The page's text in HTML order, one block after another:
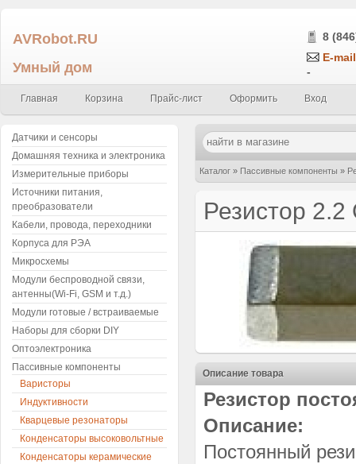
AVRobot.RU
Умный дом
8
E-
-
Главная Корзина Прайс-лист Оформить Вход
Каталог » Пассивные компоненты »
Резистор
Описание товара
Резистор
Описание:
Постоянный
Датчики и сенсоры
Домашняя техника и электроника
Измерительные приборы
Источники питания,
преобразователи
Кабели, провода, переходники
Корпуса для РЭА
Микросхемы
Модули беспроводной связи,
антенны(Wi-Fi, GSM и т.д.)
Модули готовые / встраиваемые
Наборы для сборки DIY
Оптоэлектроника
Пассивные компоненты
Варисторы
Индуктивности
Кварцевые резонаторы
Конденсаторы высоковольтные
Конденсаторы керамические